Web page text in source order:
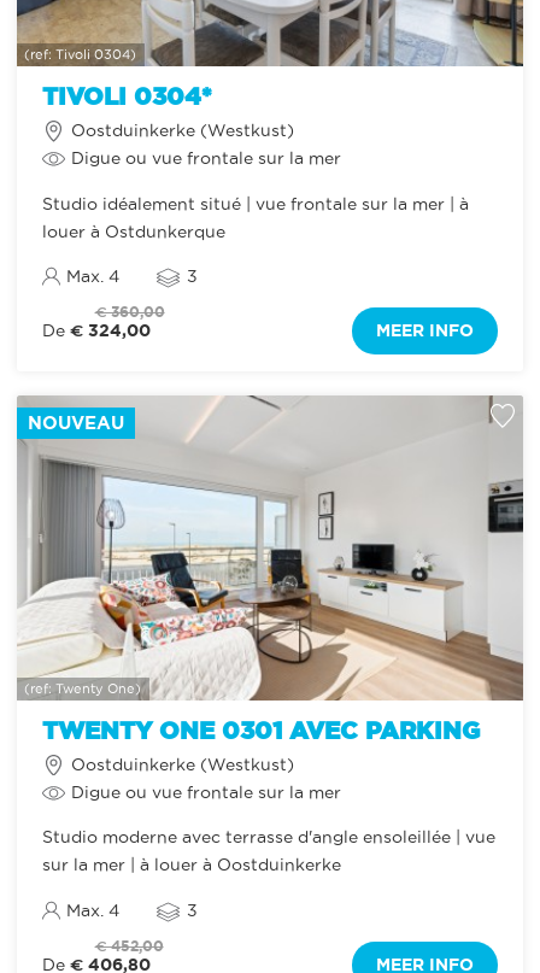
TIVOLI 0304*
(ref: Tivoli 0304)
Oostduinkerke (Westkust)
Digue ou vue frontale sur la mer
Studio idéalement situé | vue frontale sur la mer | à
louer à Ostdunkerque
Max. 4 3
€ 360,00
De € 324,00 MEER INFO
TWENTY ONE 0301 AVEC PARKING
NOUVEAU
(ref: Twenty One)
Oostduinkerke (Westkust)
Digue ou vue frontale sur la mer
Studio moderne avec terrasse d'angle ensoleillée | vue
sur la mer | à louer à Oostduinkerke
Max. 4 3
€ 452,00
De € 406,80 MEER INFO